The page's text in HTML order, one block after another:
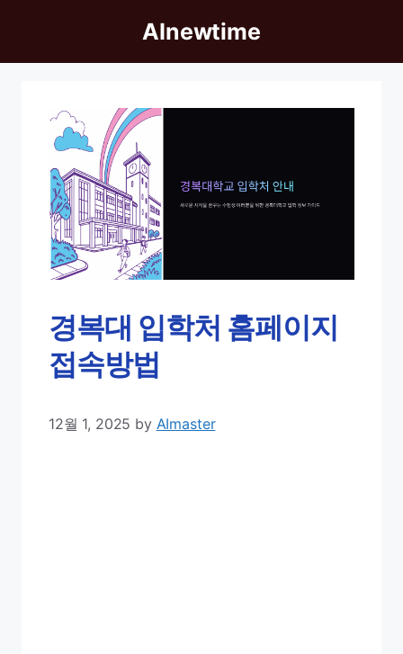
content
AInewtime
경복대 입학처 홈페이지
접속방법
12월 1, 2025 by AImaster